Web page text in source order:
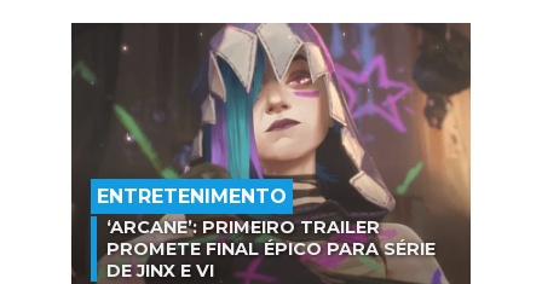
ENTRETENIMENTO
‘ARCANE’: PRIMEIRO TRAILER
PROMETE FINAL ÉPICO PARA SÉRIE
DE JINX E VI